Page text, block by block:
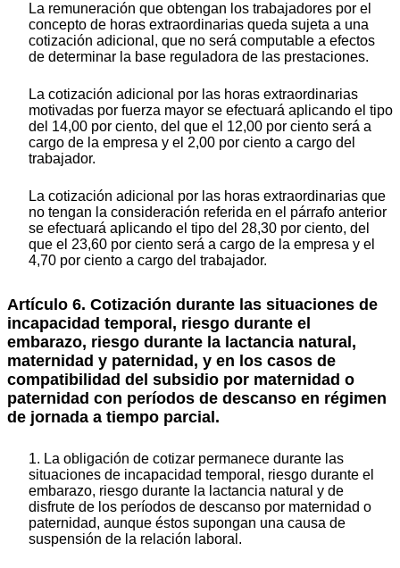
La remuneración que obtengan los trabajadores por el
concepto de horas extraordinarias queda sujeta a una
cotización adicional, que no será computable a efectos
de determinar la base reguladora de las prestaciones.
La cotización adicional por las horas extraordinarias
motivadas por fuerza mayor se efectuará aplicando el tipo
del 14,00 por ciento, del que el 12,00 por ciento será a
cargo de la empresa y el 2,00 por ciento a cargo del
trabajador.
La cotización adicional por las horas extraordinarias que
no tengan la consideración referida en el párrafo anterior
se efectuará aplicando el tipo del 28,30 por ciento, del
que el 23,60 por ciento será a cargo de la empresa y el
4,70 por ciento a cargo del trabajador.
Artículo 6. Cotización durante las situaciones de
incapacidad temporal, riesgo durante el
embarazo, riesgo durante la lactancia natural,
maternidad y paternidad, y en los casos de
compatibilidad del subsidio por maternidad o
paternidad con períodos de descanso en régimen
de jornada a tiempo parcial.
1. La obligación de cotizar permanece durante las
situaciones de incapacidad temporal, riesgo durante el
embarazo, riesgo durante la lactancia natural y de
disfrute de los períodos de descanso por maternidad o
paternidad, aunque éstos supongan una causa de
suspensión de la relación laboral.